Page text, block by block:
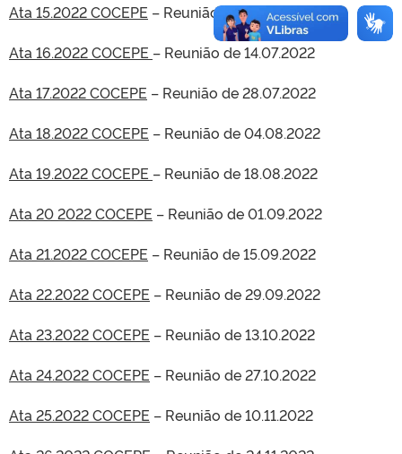
Ata 15.2022 COCEPE – Reunião de 07.07.2022
Ata 16.2022 COCEPE – Reunião de 14.07.2022
Ata 17.2022 COCEPE – Reunião de 28.07.2022
Ata 18.2022 COCEPE – Reunião de 04.08.2022
Ata 19.2022 COCEPE – Reunião de 18.08.2022
Ata 20 2022 COCEPE – Reunião de 01.09.2022
Ata 21.2022 COCEPE – Reunião de 15.09.2022
Ata 22.2022 COCEPE – Reunião de 29.09.2022
Ata 23.2022 COCEPE – Reunião de 13.10.2022
Ata 24.2022 COCEPE – Reunião de 27.10.2022
Ata 25.2022 COCEPE – Reunião de 10.11.2022